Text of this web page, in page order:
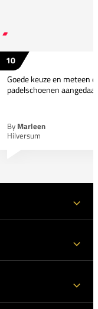
10
Goede keuze en meteen
padelschoenen
By Marleen
Hilversum